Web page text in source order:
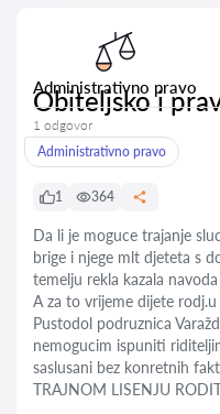
Administrativno pravo
Obiteljsko i
1 odgovor
Administrativno pravo
1 364
Da li je moguce trajanje
brige i njege mlt djeteta s
temelju rekla kazala
A za to vrijeme dijete
Pustodol podruznica
nemogucim ispuniti
saslusani bez konretnih
TRAJNOM LISENJU